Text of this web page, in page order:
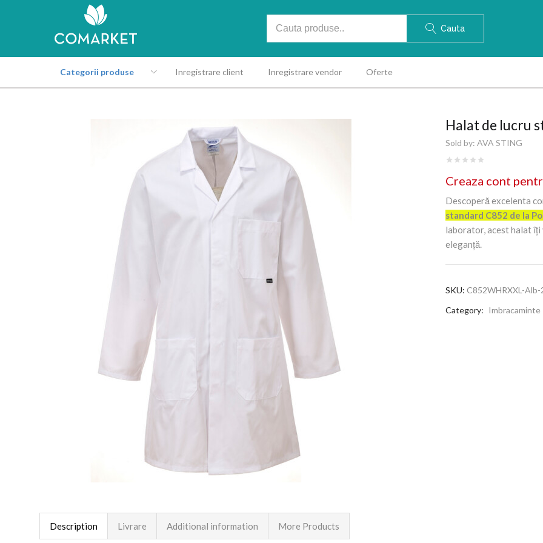
Cauta
Categorii produse Inregistrare client Inregistrare vendor Oferte
Halat de lucru
Sold by: AVA STING
Creaza cont
Descoperă excelenta
standard C852 de la
laborator, acest halat îți
eleganță.
SKU: C852WHRXXL-Alb-
Category: Imbracaminte
Description Livrare Additional information More Products